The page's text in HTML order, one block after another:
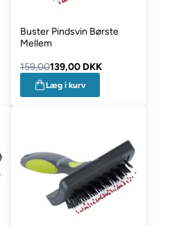
Buster Pindsvin Børste
Mellem
159,00139,00 DKK
Læg i kurv